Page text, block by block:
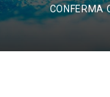
CONFERMA